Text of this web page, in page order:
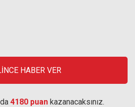
HABER VER
4180 puan kazanacaksınız.